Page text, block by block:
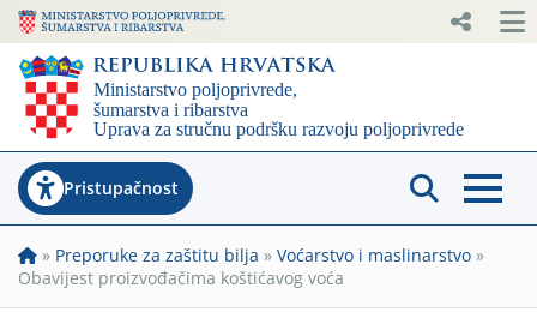
Pristupačnost
» Preporuke za zaštitu bilja » Voćarstvo i maslinarstvo »
Obavijest proizvođačima koštićavog voća